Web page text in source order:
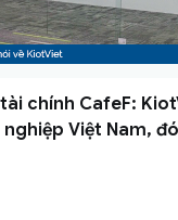
chính CafeF:
Việt Nam,